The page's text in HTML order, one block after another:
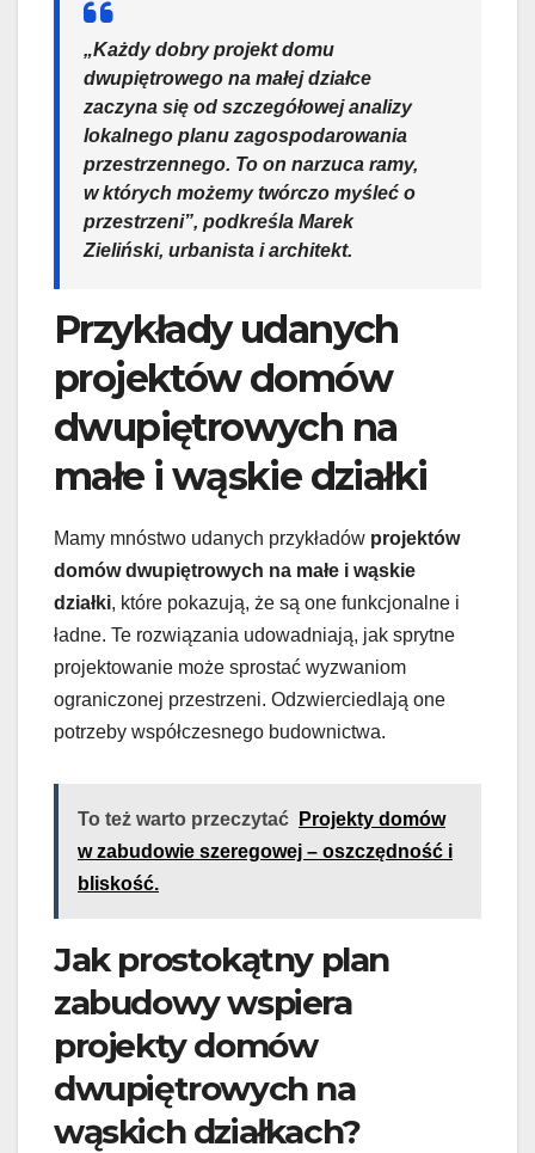
„Każdy dobry projekt domu
dwupiętrowego na małej działce
zaczyna się od szczegółowej analizy
lokalnego planu zagospodarowania
przestrzennego. To on narzuca ramy,
w których możemy twórczo myśleć o
przestrzeni”, podkreśla Marek
Zieliński, urbanista i architekt.
Przykłady udanych
projektów domów
dwupiętrowych na
małe i wąskie działki
Mamy mnóstwo udanych przykładów projektów
domów dwupiętrowych na małe i wąskie
działki, które pokazują, że są one funkcjonalne i
ładne. Te rozwiązania udowadniają, jak sprytne
projektowanie może sprostać wyzwaniom
ograniczonej przestrzeni. Odzwierciedlają one
potrzeby współczesnego budownictwa.
To też warto przeczytać
Projekty domów
w zabudowie szeregowej – oszczędność i
bliskość.
Jak prostokątny plan
zabudowy wspiera
projekty domów
dwupiętrowych na
wąskich działkach?